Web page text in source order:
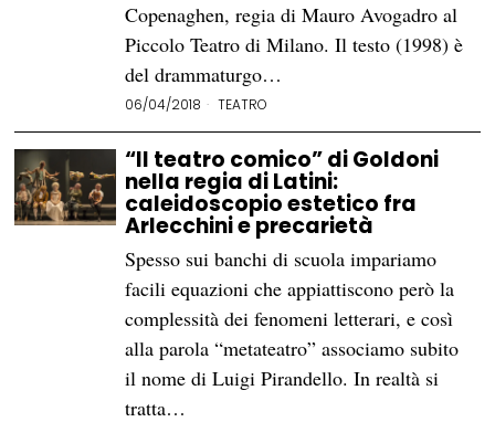
Copenaghen, regia di Mauro Avogadro al
Piccolo Teatro di Milano. Il testo (1998) è
del drammaturgo…
06/04/2018 TEATRO
“Il teatro comico” di Goldoni
nella regia di Latini:
caleidoscopio estetico fra
Arlecchini e precarietà
Spesso sui banchi di scuola impariamo
facili equazioni che appiattiscono però la
complessità dei fenomeni letterari, e così
alla parola “metateatro” associamo subito
il nome di Luigi Pirandello. In realtà si
tratta…